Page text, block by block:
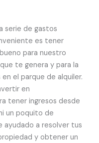
serie de gastos
es tener
para nuestro
te genera y para la
el parque de alquiler.
en
tener ingresos desde
un poquito de
ayudado a resolver tus
y obtener un